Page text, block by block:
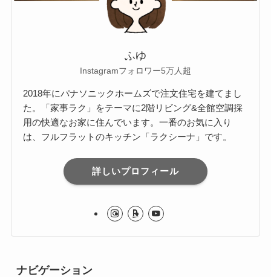
ふゆ
Instagramフォロワー5万人超
2018年にパナソニックホームズで注文住宅を建てまし
た。「家事ラク」をテーマに2階リビング&全館空調採
用の快適なお家に住んでいます。一番のお気に入り
は、フルフラットのキッチン「ラクシーナ」です。
詳しいプロフィール
ナビゲーション